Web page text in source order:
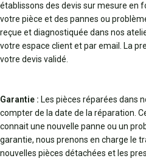
établissons des devis sur mesure en
votre pièce et des pannes ou
reçue et diagnostiquée dans nos
votre espace client et par email. La
votre devis validé.
Garantie : Les pièces réparées dans
compter de la date de la réparation.
connait une nouvelle panne ou un
garantie, nous prenons en charge le
nouvelles pièces détachées et les